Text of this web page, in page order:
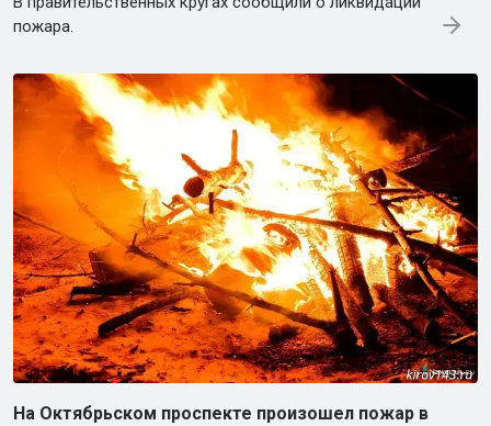
пожара.
На Октябрьском проспекте произошел пожар в